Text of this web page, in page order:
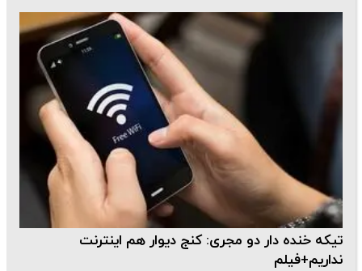
تیکه خنده دار دو مجری: کنج دیوار هم اینترنت
نداریم+فیلم